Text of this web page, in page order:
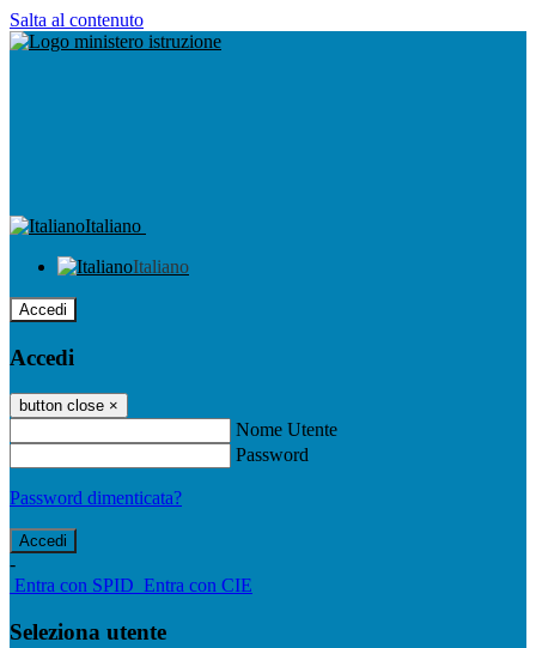
Salta al contenuto
Italiano
Italiano
Accedi
Accedi
button close ×
Nome Utente
Password
Password dimenticata?
-
Entra con SPID Entra con CIE
Seleziona utente